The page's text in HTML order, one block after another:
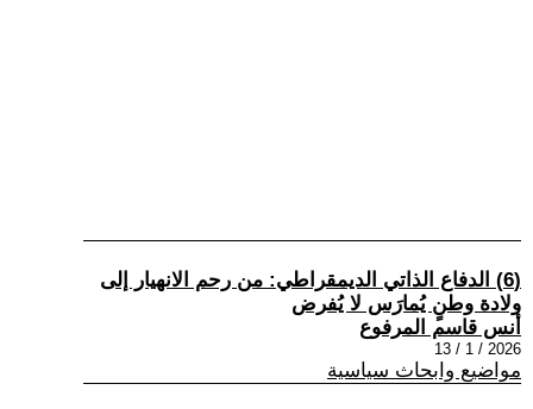
(6) الدفاع الذاتي الديمقراطي: من رحم الانهيار إلى
ولادة وطنٍ يُمارَس لا يُفرض
أنس قاسم المرفوع
2026 / 1 / 13
مواضيع وابحاث سياسية